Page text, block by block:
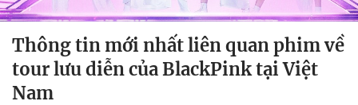
Thông tin mới nhất liên quan phim về
tour lưu diễn của BlackPink tại Việt
Nam